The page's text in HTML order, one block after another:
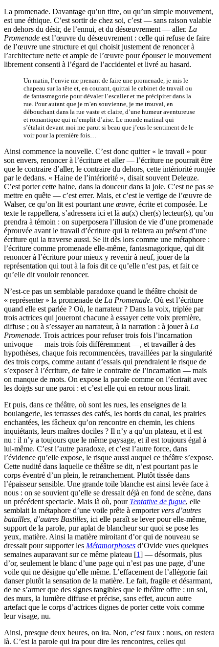
La promenade. Davantage qu’un titre, ou qu’un simple mouvement,
est une éthique. C’est sortir de chez soi, c’est — sans raison valable
en dehors du désir, de l’ennui, et du désœuvrement — aller. La
Promenade est l’œuvre du désœuvrement : celle qui refuse de faire
de l’œuvre une structure et qui choisit justement de renoncer à
l’architecture nette et ample de l’œuvre pour épouser le mouvement
librement consenti à l’égard de l’accidentel et livré au hasard.
Un matin, l’envie me prenant de faire une promenade, je mis le
chapeau sur la tête et, en courant, quittai le cabinet de travail ou
de fantasmagorie pour dévaler l’escalier et me précipiter dans la
rue. Pour autant que je m’en souvienne, je me trouvai, en
débouchant dans la rue vaste et claire, d’une humeur aventureuse
et romantique qui m’emplit d’aise. Le monde matinal qui
s’étalait devant moi me parut si beau que j’eus le sentiment de le
voir pour la première fois…
Ainsi commence la nouvelle. C’est donc quitter « le travail » pour
son envers, renoncer à l’écriture et aller — l’écriture ne pourrait être
que le contraire d’aller, le contraire du dehors, cette intériorité rongée
par le dedans. « Haine de l’intériorité », disait souvent Deleuze.
C’est porter cette haine, dans la douceur dans la joie. C’est ne pas se
mettre en quête — c’est errer. Mais, et c’est le vertige de l’œuvre de
Walser, ce qu’on lit est pourtant une œuvre, écrite et composée. Le
texte le rappellera, s’adressera ici et là au(x) cher(s) lecteur(s), qu’on
prendra à témoin : on superposera l’illusion de vie d’une promenade
éprouvée avant le travail d’écriture qui la relatera au présent d’une
écriture qui la traverse aussi. Se lit dès lors comme une métaphore :
l’écriture comme promenade elle-même, fantasmagorique, qui dit
renoncer à l’écriture pour mieux y revenir à neuf, jouer de la
représentation qui tout à la fois dit ce qu’elle n’est pas, et fait ce
qu’elle dit vouloir renoncer.
N’est-ce pas un semblable paradoxe quand le théâtre choisit de
« représenter » la promenade de La Promenade. Où est l’écriture
quand elle est parlée ? Où, le narrateur ? Dans la voix, triplée par
trois actrices qui joueront chacune à essayer cette voix première,
diffuse ; ou à s’essayer au narrateur, à la narration : à jouer à La
Promenade. Trois actrices pour refuser trois fois l’incarnation
univoque — mais trois fois différemment —, et travailler à des
hypothèses, chaque fois recommencées, travaillées par la singularité
des trois corps, comme autant d’essais qui prendraient le risque de
s’exposer à l’écriture, de faire le contraire de l’incarnation — mais
on manque de mots. On expose la parole comme on l’écrirait avec
les doigts sur une paroi : et c’est elle qui en retour nous lirait.
Et puis, dans ce théâtre, où sont les rues, les enseignes de la
boulangerie, les terrasses des cafés, les bords du canal, les prairies
enchantées, les fâcheux qu’on rencontre en chemin, les chiens
inquiétants, leurs maîtres dociles ? Il n’y a qu’un plateau, et il est
nu : il n’y a toujours que le même paysage, et il est toujours égal à
lui-même. C’est l’autre paradoxe, et c’est l’autre force, dans
l’évidence qu’elle expose, le risque aussi auquel ce théâtre s’expose.
Cette nudité dans laquelle ce théâtre se dit, n’est pourtant pas le
corps éventré d’un plein, le retranchement. Plutôt tissée dans
l’épaisseur sensible. Une grande toile blanche est ainsi levée face à
nous : on se souvient qu’elle se dressait déjà en fond de scène, dans
un précédent spectacle. Mais là où, pour Tentative de fugue, elle
semblait la métaphore d’une voile prête à emportervers d’autres
batailles, d’autres Bastilles, ici elle paraît se lever pour elle-même,
support de la parole, pur aplat de blancheur sur quoi se pose les
yeux, matière. Ainsi la matière miroitant d’or qui de nouveau se
dressait pour supporter les Métamorphoses d’Ovide vues quelques
semaines auparavant sur ce même plateau [1] — désormais, plus
d’or, seulement le blanc d’une page qui n’est pas une page, d’une
voile qui ne désigne qu’elle même. L’effacement de l’allégorie fait
danser plutôt la sensation de la matière. Le fait, fragile et désarmant,
de ne s’armer que des signes tangibles que le théâtre offre : un sol,
des murs, la lumière diffuse et précise, sans effet, aucun autre
artefact que le corps d’actrices dignes de porter cette voix comme
leur visage, nu.
Ainsi, presque deux heures, on ira. Non, c’est faux : nous, on restera
là. C’est la parole qui ira pour dire les rencontres, celles qui